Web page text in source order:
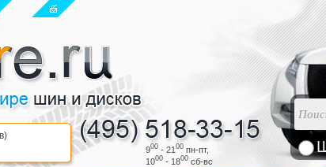
900 - 21 00 пн-пт,
1000 - 1800 cб-вс